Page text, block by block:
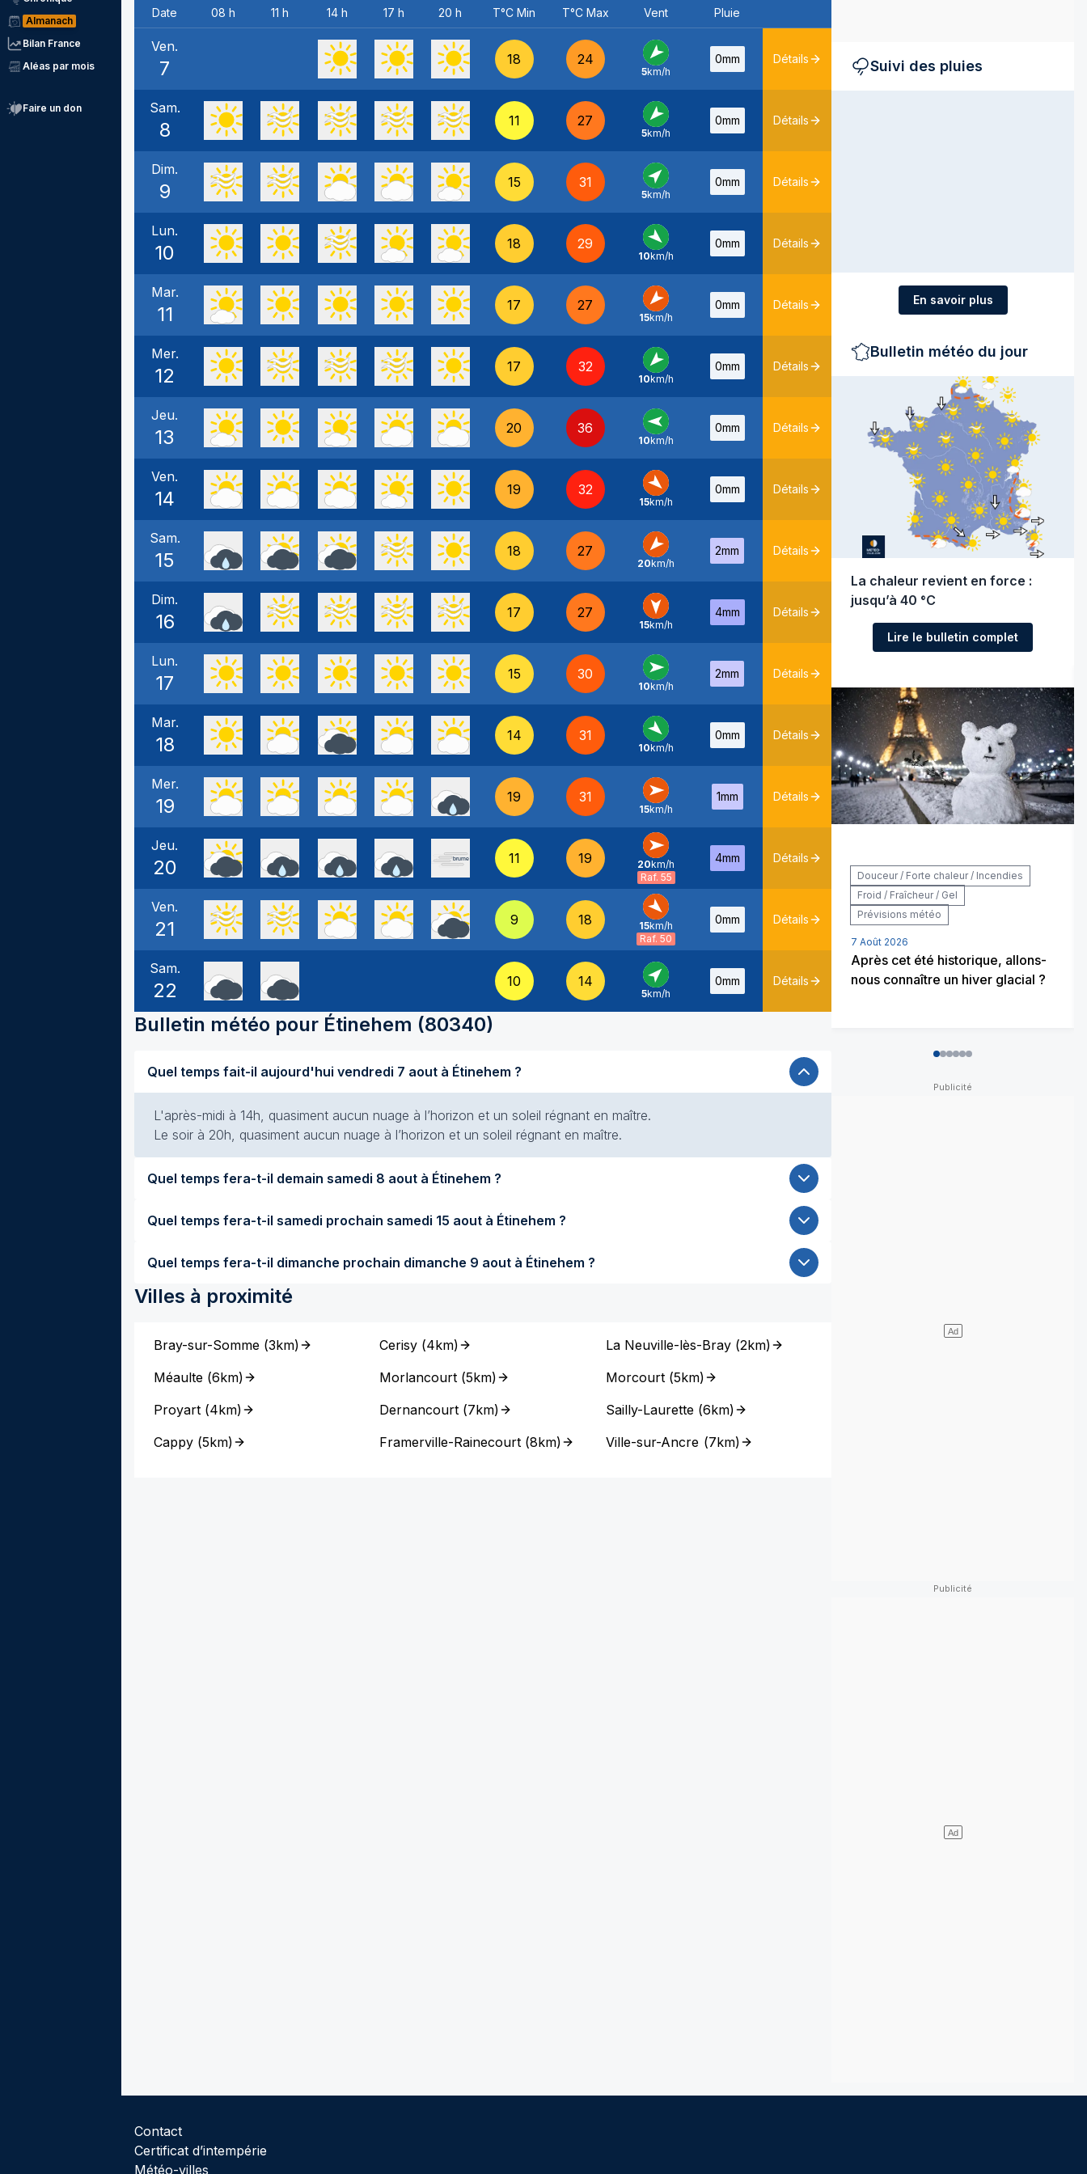
Almanach
Bilan France
Aléas par mois
Faire un don
Date 08 h 11 h 14 h 17 h 20 h T°C Min T°C Max Vent Pluie
Ven.
7 18 24
NE
5km/h
0mm Détails
Sam.
8 11 27
NE
5km/h
0mm Détails
Dim.
9 15 31
SO
5km/h
0mm Détails
Lun.
10 18 29
NO -
10km/h
0mm Détails
Mar.
11 17 27
NE -
15km/h
0mm Détails
Mer.
12 17 32
NE -
10km/h
0mm Détails
Jeu.
13 20 36
E -
10km/h
0mm Détails
Ven.
14 19 32
NO
15km/h
0mm Détails
Sam.
15 18 27
NE -
20km/h
2mm Détails
Dim.
16 17 27
N -
15km/h
4mm Détails
Lun.
17 15 30
O -
10km/h
2mm Détails
Mar.
18 14 31
NO -
10km/h
0mm Détails
Mer.
19 19 31
O -
15km/h
1mm Détails
Jeu.
20 11 19
O -
20km/h
Raf. 55
4mm Détails
Ven.
21 9 18
NO -
15km/h
Raf. 50
0mm Détails
Sam.
22 10 14
SO
5km/h
0mm Détails
Bulletin météo pour Étinehem (80340)
Quel temps fait-il aujourd'hui vendredi 7 aout à Étinehem ?
L'après-midi à 14h, quasiment aucun nuage à l’horizon et un soleil régnant en maître.
Le soir à 20h, quasiment aucun nuage à l’horizon et un soleil régnant en maître.
Quel temps fera-t-il demain samedi 8 aout à Étinehem ?
Quel temps fera-t-il samedi prochain samedi 15 aout à Étinehem ?
Quel temps fera-t-il dimanche prochain dimanche 9 aout à Étinehem ?
Villes à proximité
Bray-sur-Somme (3km)
Méaulte (6km)
Proyart (4km)
Cappy (5km)
Cerisy (4km)
Morlancourt (5km)
Dernancourt (7km)
Framerville-Rainecourt (8km)
La Neuville-lès-Bray(2km)
Morcourt(5km)
Sailly-Laurette(6km)
Ville-sur-Ancre (7km)
Suivi des pluies
En savoir plus
Bulletin météo du jour
La chaleur revient en force :
jusqu’à 40 °C
Lire le bulletin complet
Douceur / Forte chaleur / Incendies
Froid / Fraîcheur / Gel
Prévisions météo
7 Août 2026
Après cet été historique, allons-
nous connaître un hiver glacial ?
Contact
Certificat d’intempérie
Météo-villes